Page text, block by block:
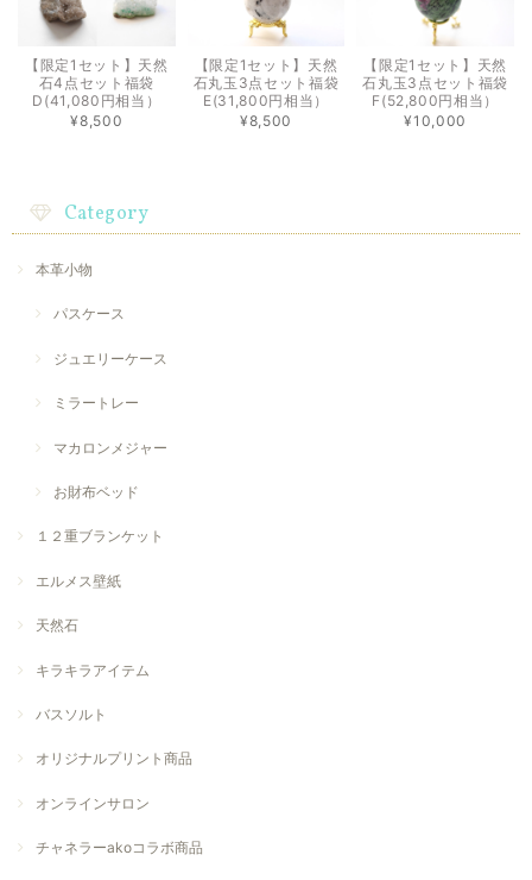
【限定1セット】天然
石4点セット福袋
D(41,080円相当）
¥8,500
【限定1セット】天然
石丸玉3点セット福袋
E(31,800円相当）
¥8,500
【限定1セット】天然
石丸玉3点セット福袋
F(52,800円相当）
¥10,000
Category
本革小物
パスケース
ジュエリーケース
ミラートレー
マカロンメジャー
お財布ベッド
１２重ブランケット
エルメス壁紙
天然石
キラキラアイテム
バスソルト
オリジナルプリント商品
オンラインサロン
チャネラーakoコラボ商品